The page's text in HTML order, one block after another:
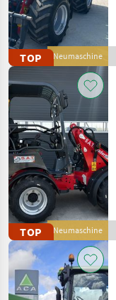
TOP Neumaschine
TOP Neumaschine